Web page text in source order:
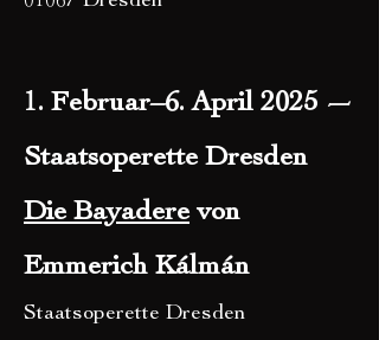
1. Februar–6. April 2025 —
Staatsoperette Dresden
Die Bayadere von
Emmerich Kálmán
Staatsoperette Dresden